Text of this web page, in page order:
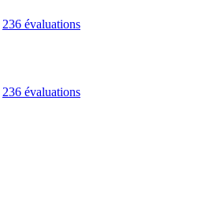
236 évaluations
236 évaluations